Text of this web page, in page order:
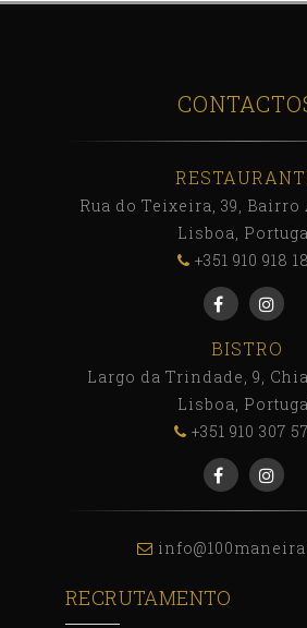
Rua do Teixeira, 39, Bairro
Lisboa,
+351 910 918
BISTRO
Largo da Trindade, 9,
Lisboa,
+351 910 307
RECRUTAMENTO